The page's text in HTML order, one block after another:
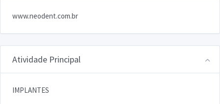
www.neodent.com.br
Atividade Principal
IMPLANTES